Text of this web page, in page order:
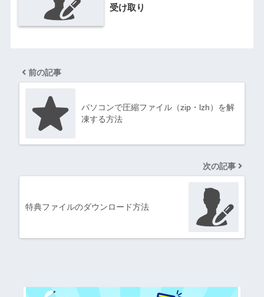
受け取り
前の記事
パソコンで圧縮ファイル（zip・lzh）を解
凍する方法
次の記事
特典ファイルのダウンロード方法